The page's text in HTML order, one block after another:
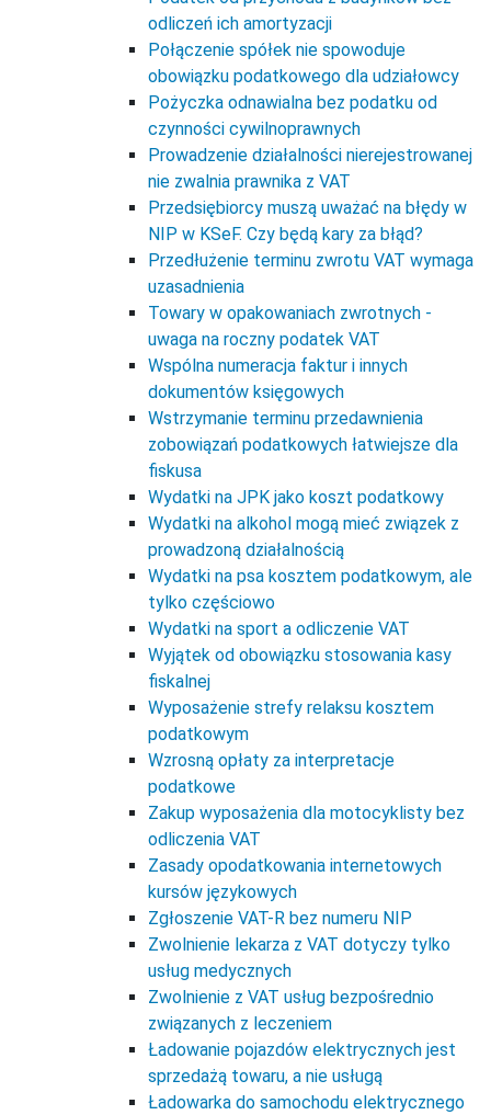
odliczeń ich amortyzacji
Połączenie spółek nie spowoduje
obowiązku podatkowego dla udziałowcy
Pożyczka odnawialna bez podatku od
czynności cywilnoprawnych
Prowadzenie działalności nierejestrowanej
nie zwalnia prawnika z VAT
Przedsiębiorcy muszą uważać na błędy w
NIP w KSeF. Czy będą kary za błąd?
Przedłużenie terminu zwrotu VAT wymaga
uzasadnienia
Towary w opakowaniach zwrotnych -
uwaga na roczny podatek VAT
Wspólna numeracja faktur i innych
dokumentów księgowych
Wstrzymanie terminu przedawnienia
zobowiązań podatkowych łatwiejsze dla
fiskusa
Wydatki na JPK jako koszt podatkowy
Wydatki na alkohol mogą mieć związek z
prowadzoną działalnością
Wydatki na psa kosztem podatkowym, ale
tylko częściowo
Wydatki na sport a odliczenie VAT
Wyjątek od obowiązku stosowania kasy
fiskalnej
Wyposażenie strefy relaksu kosztem
podatkowym
Wzrosną opłaty za interpretacje
podatkowe
Zakup wyposażenia dla motocyklisty bez
odliczenia VAT
Zasady opodatkowania internetowych
kursów językowych
Zgłoszenie VAT-R bez numeru NIP
Zwolnienie lekarza z VAT dotyczy tylko
usług medycznych
Zwolnienie z VAT usług bezpośrednio
związanych z leczeniem
Ładowanie pojazdów elektrycznych jest
sprzedażą towaru, a nie usługą
Ładowarka do samochodu elektrycznego